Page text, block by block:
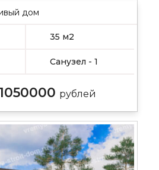
дом
35 м2
Санузел - 1
рублей